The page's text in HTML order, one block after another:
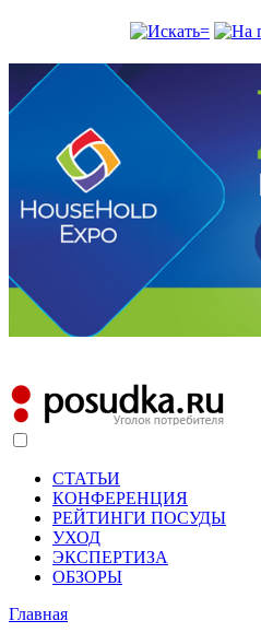
СТАТЬИ
КОНФЕРЕНЦИЯ
РЕЙТИНГИ ПОСУДЫ
УХОД
ЭКСПЕРТИЗА
ОБЗОРЫ
Главная